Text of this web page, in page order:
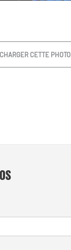
CETTE PHOTO